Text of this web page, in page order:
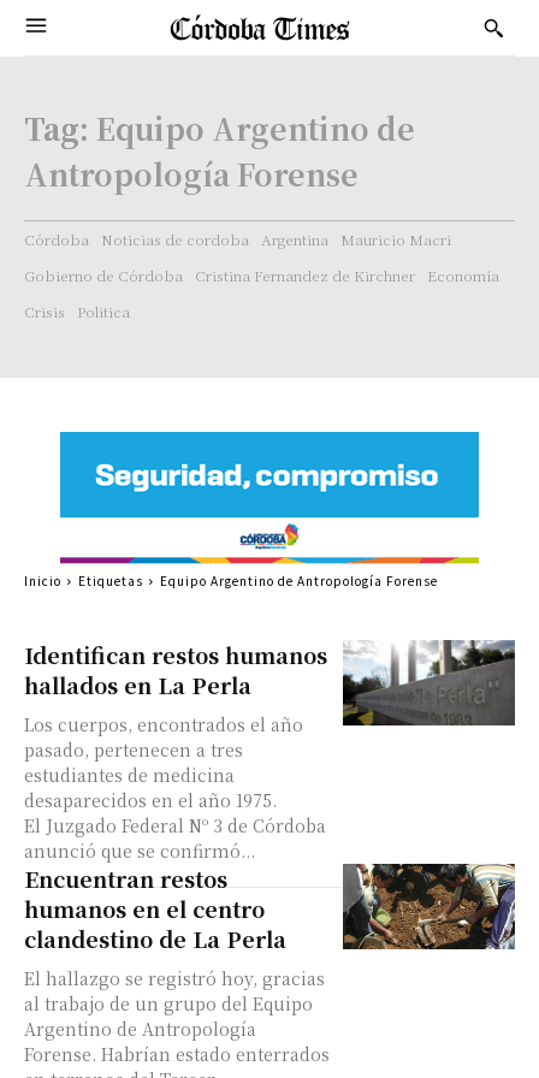
Tag: Equipo Argentino de
Antropología Forense
Córdoba Noticias de cordoba Argentina
Mauricio Macri
Gobierno de Córdoba
Cristina Fernandez de Kirchner
Economía
Crisis
Politica
Identifican restos humanos
hallados en La Perla
Los cuerpos, encontrados el año
pasado, pertenecen a tres
estudiantes de medicina
desaparecidos en el año 1975.
El Juzgado Federal Nº 3 de Córdoba
anunció que se confirmó...
Encuentran restos
humanos en el centro
clandestino de La Perla
El hallazgo se registró hoy, gracias
al trabajo de un grupo del Equipo
Argentino de Antropología
Forense. Habrían estado enterrados
Inicio Etiquetas Equipo Argentino de Antropología Forense